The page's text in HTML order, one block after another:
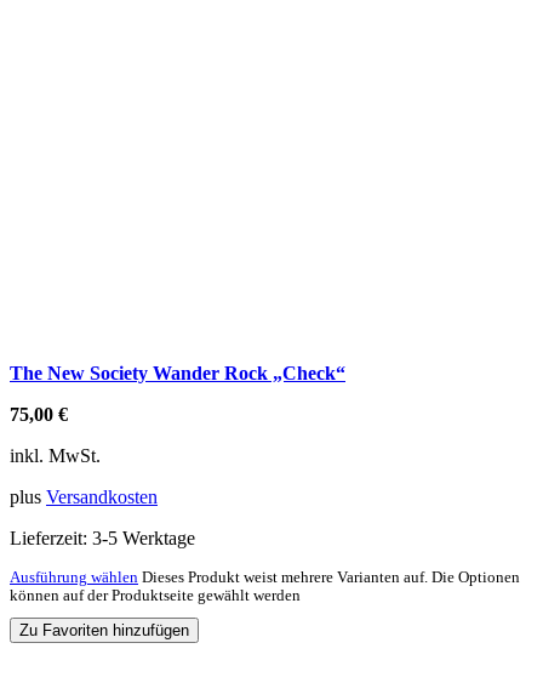
The New Society Wander Rock „Check“
75,00 €
inkl. MwSt.
plus Versandkosten
Lieferzeit: 3-5 Werktage
Ausführung wählen Dieses Produkt weist mehrere Varianten auf. Die Optionen
können auf der Produktseite gewählt werden
Zu Favoriten hinzufügen